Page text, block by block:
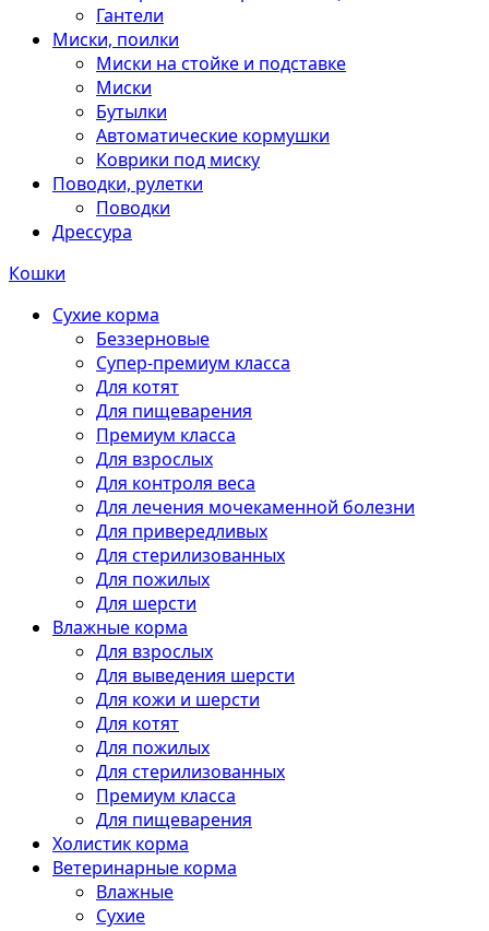
Гантели
Миски, поилки
Миски на стойке и подставке
Миски
Бутылки
Автоматические кормушки
Коврики под миску
Поводки, рулетки
Поводки
Дрессура
Кошки
Сухие корма
Беззерновые
Супер-премиум класса
Для котят
Для пищеварения
Премиум класса
Для взрослых
Для контроля веса
Для лечения мочекаменной болезни
Для привередливых
Для стерилизованных
Для пожилых
Для шерсти
Влажные корма
Для взрослых
Для выведения шерсти
Для кожи и шерсти
Для котят
Для пожилых
Для стерилизованных
Премиум класса
Для пищеварения
Холистик корма
Ветеринарные корма
Влажные
Сухие